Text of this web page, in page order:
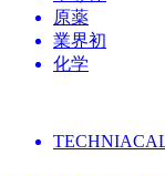
原薬
業界初
化学